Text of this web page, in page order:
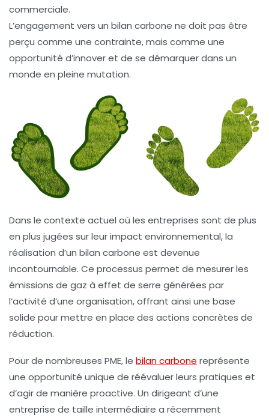
commerciale.
L’engagement vers un bilan carbone ne doit pas être
perçu comme une contrainte, mais comme une
opportunité d’innover et de se démarquer dans un
monde en pleine mutation.
Dans le contexte actuel où les entreprises sont de plus
en plus jugées sur leur impact environnemental, la
réalisation d’un bilan carbone est devenue
incontournable. Ce processus permet de mesurer les
émissions de gaz à effet de serre générées par
l’activité d’une organisation, offrant ainsi une base
solide pour mettre en place des actions concrètes de
réduction.
Pour de nombreuses PME, le bilan carbone représente
une opportunité unique de réévaluer leurs pratiques et
d’agir de manière proactive. Un dirigeant d’une
entreprise de taille intermédiaire a récemment